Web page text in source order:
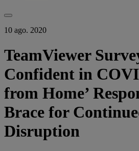
10 ago. 2020
TeamViewer
Confident in
from Home’
Brace for
Disruption